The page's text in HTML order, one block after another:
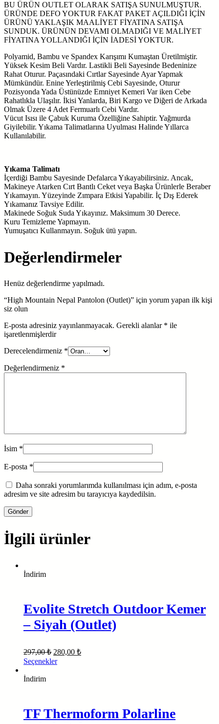
BU ÜRÜN OUTLET OLARAK SATIŞA SUNULMUŞTUR.
ÜRÜNDE DEFO YOKTUR FAKAT PAKET AÇILDIĞI İÇİN
ÜRÜNÜ YAKLAŞIK MAALİYET FİYATINA SATIŞA
SUNDUK. ÜRÜNÜN DEVAMI OLMADIĞI VE MALİYET
FİYATINA YOLLANDIĞI İÇİN İADESİ YOKTUR.
Polyamid, Bambu ve Spandex Karışımı Kumaştan Üretilmiştir.
Yüksek Kesim Beli Vardır. Lastikli Beli Sayesinde Bedeninize
Rahat Oturur. Paçasındaki Cırtlar Sayesinde Ayar Yapmak
Mümkündür. Enine Yerleştirilmiş Cebi Sayesinde, Oturur
Pozisyonda Yada Üstünüzde Emniyet Kemeri Var iken Cebe
Rahatlıkla Ulaşılır. İkisi Yanlarda, Biri Kargo ve Diğeri de Arkada
Olmak Üzere 4 Adet Fermuarlı Cebi Vardır.
Vücut Isısı ile Çabuk Kuruma Özelliğine Sahiptir. Yağmurda
Giyilebilir. Yıkama Talimatlarına Uyulması Halinde Yıllarca
Kullanılabilir.
Yıkama Talimatı
İçerdiği Bambu Sayesinde Defalarca Yıkayabilirsiniz. Ancak,
Makineye Atarken Cırt Bantlı Ceket veya Başka Ürünlerle Beraber
Yıkamayın. Yüzeyinde Zımpara Etkisi Yapabilir. İç Dış Ederek
Yıkamanız Tavsiye Edilir.
Makinede Soğuk Suda Yıkayınız. Maksimum 30 Derece.
Kuru Temizleme Yapmayın.
Yumuşatıcı Kullanmayın. Soğuk ütü yapın.
Değerlendirmeler
Henüz değerlendirme yapılmadı.
“High Mountain Nepal Pantolon (Outlet)” için yorum yapan ilk kişi
siz olun
E-posta adresiniz yayınlanmayacak. Gerekli alanlar * ile
işaretlenmişlerdir
Derecelendirmeniz *
Değerlendirmeniz *
İsim *
E-posta *
Daha sonraki yorumlarımda kullanılması için adım, e-posta
adresim ve site adresim bu tarayıcıya kaydedilsin.
İlgili ürünler
İndirim
Evolite Stretch Outdoor Kemer
– Siyah (Outlet)
297,00₺ Orijinal
fiyat:
280,00 ₺Şu
SeçeneklerBu
Seçenekler
ürün
İndirim
TF Thermoform Polarline